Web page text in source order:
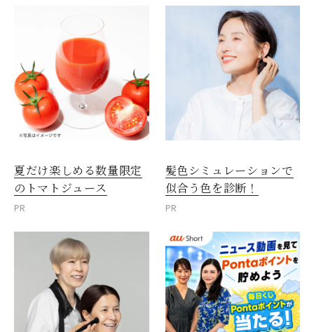
夏だけ楽しめる数量限定
のトマトジュース
PR
髪色シミュレーションで
似合う色を診断！
PR